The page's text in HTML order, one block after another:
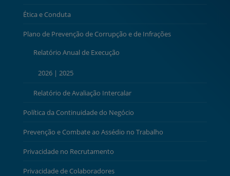
Ética e Conduta
Plano de Prevenção de Corrupção e de Infrações
Relatório Anual de Execução
2026| 2025
Relatório de Avaliação Intercalar
Política da Continuidade do Negócio
Prevenção e Combate ao Assédio no Trabalho
Privacidade no Recrutamento
Privacidade de Colaboradores